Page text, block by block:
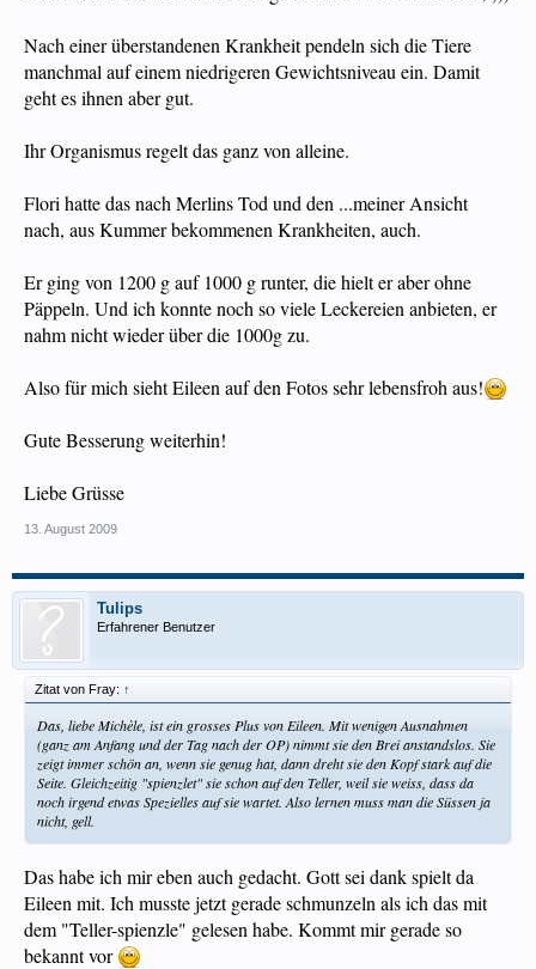
Nach einer überstandenen Krankheit pendeln sich die Tiere
manchmal auf einem niedrigeren Gewichtsniveau ein. Damit
geht es ihnen aber gut.
Ihr Organismus regelt das ganz von alleine.
Flori hatte das nach Merlins Tod und den ...meiner Ansicht
nach, aus Kummer bekommenen Krankheiten, auch.
Er ging von 1200 g auf 1000 g runter, die hielt er aber ohne
Päppeln. Und ich konnte noch so viele Leckereien anbieten, er
nahm nicht wieder über die 1000g zu.
Also für mich sieht Eileen auf den Fotos sehr lebensfroh aus!
Gute Besserung weiterhin!
Liebe Grüsse
13. August 2009
Tulips
Erfahrener Benutzer
Zitat von Fray: ↑
Das, liebe Michèle, ist ein grosses Plus von Eileen. Mit wenigen Ausnahmen
(ganz am Anfang und der Tag nach der OP) nimmt sie den Brei anstandslos. Sie
zeigt immer schön an, wenn sie genug hat, dann dreht sie den Kopf stark auf die
Seite. Gleichzeitig "spienzlet" sie schon auf den Teller, weil sie weiss, dass da
noch irgend etwas Spezielles auf sie wartet. Also lernen muss man die Süssen ja
nicht, gell.
Das habe ich mir eben auch gedacht. Gott sei dank spielt da
Eileen mit. Ich musste jetzt gerade schmunzeln als ich das mit
dem "Teller-spienzle" gelesen habe. Kommt mir gerade so
bekannt vor